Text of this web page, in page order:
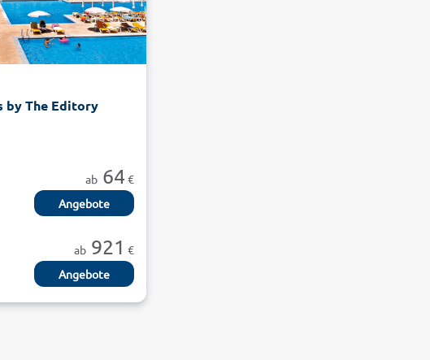
by The Editory
ab 64 €
Angebote
ab 921 €
Angebote